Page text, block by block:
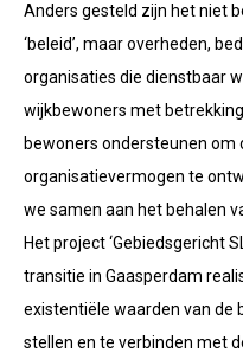
Anders gesteld zijn het niet
‘beleid’, maar overheden,
organisaties die dienstbaar
wijkbewoners met
bewoners ondersteunen om
organisatievermogen te
we samen aan het behalen
Het project ‘Gebiedsgericht
transitie in Gaasperdam
existentiële waarden van de
stellen en te verbinden met